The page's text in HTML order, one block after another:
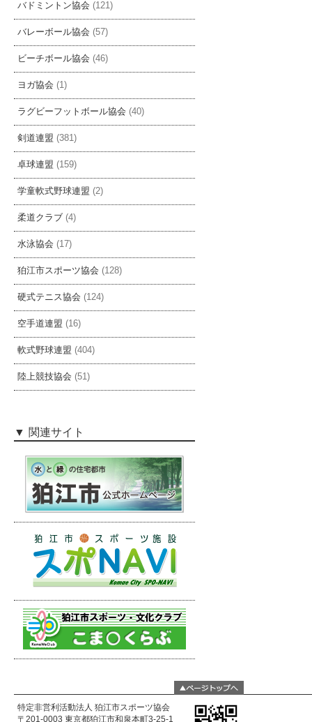
バドミントン協会 (121)
バレーボール協会 (57)
ビーチボール協会 (46)
ヨガ協会 (1)
ラグビーフットボール協会 (40)
剣道連盟 (381)
卓球連盟 (159)
学童軟式野球連盟 (2)
柔道クラブ (4)
水泳協会 (17)
狛江市スポーツ協会 (128)
硬式テニス協会 (124)
空手道連盟 (16)
軟式野球連盟 (404)
陸上競技協会 (51)
関連サイト
特定非営利活動法人 狛江市スポーツ協会
〒201-0003 東京都狛江市和泉本町3-25-1